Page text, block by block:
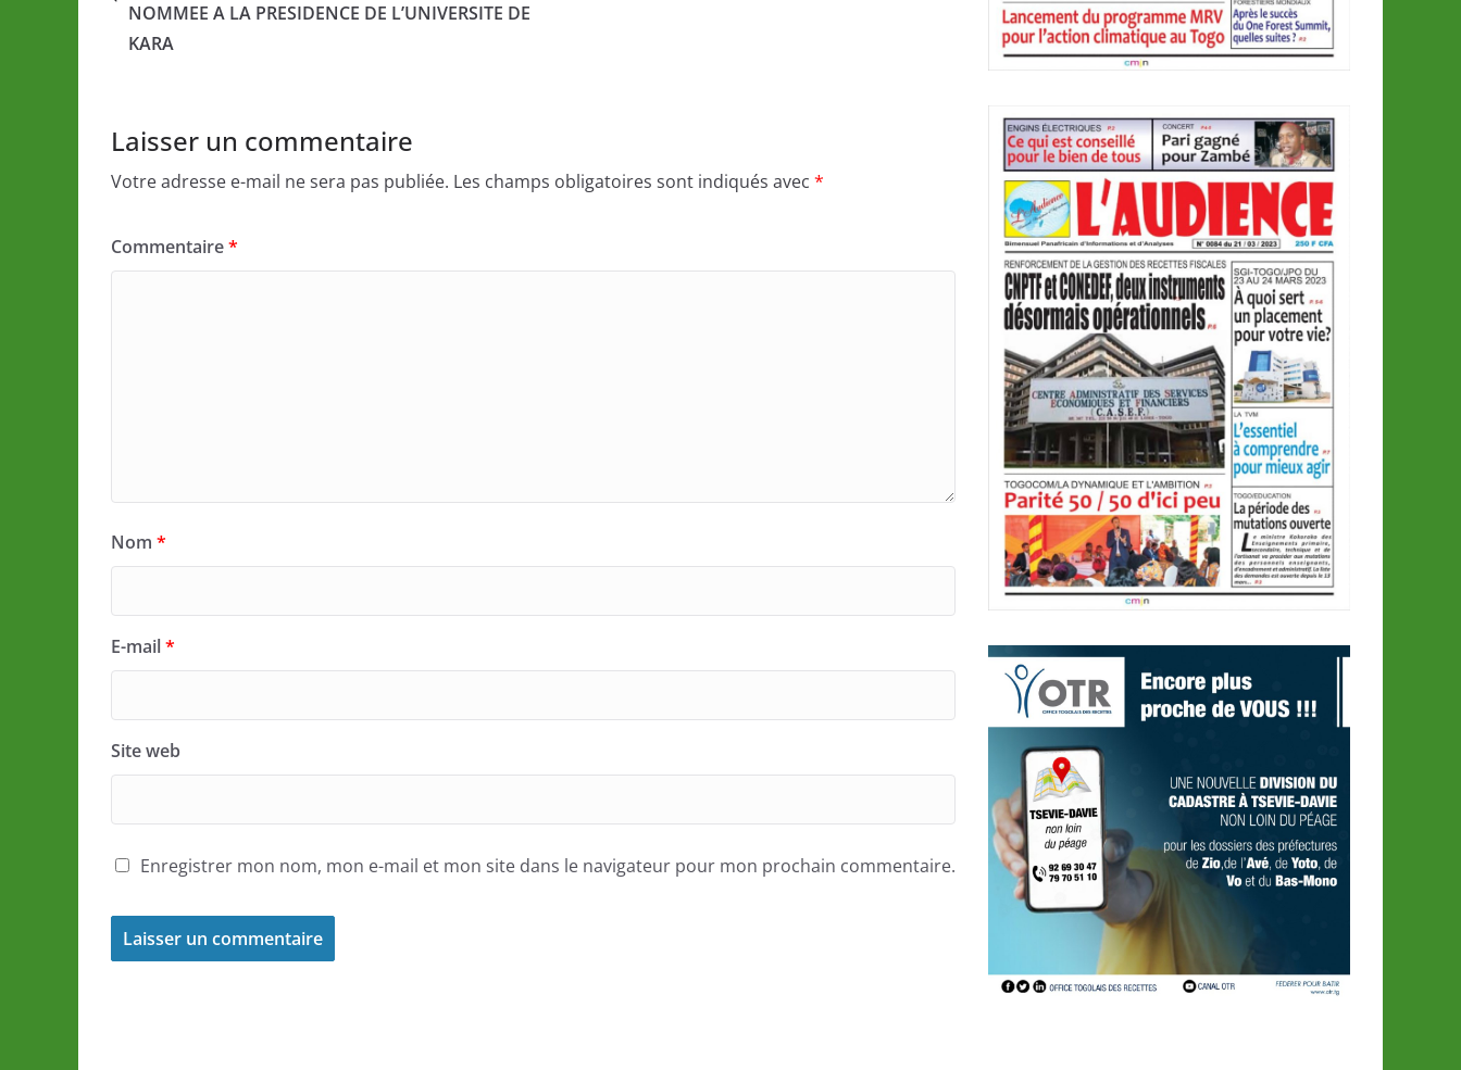
NOMMEE A LA PRESIDENCE DE L’UNIVERSITE DE
KARA
Laisser un commentaire
Votre adresse e-mail ne sera pas publiée. Les champs obligatoires sont indiqués avec *
Commentaire*
Nom *
E-mail*
Site web
Enregistrer mon nom, mon e-mail et mon site dans le navigateur pour mon prochain commentaire.